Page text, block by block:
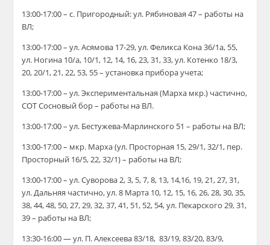
13:00-17:00 – с. Пригородный: ул. Рябиновая 47 – работы на
ВЛ;
13:00-17:00 – ул. Асямова 17-29, ул. Феликса Кона 36/1а, 55,
ул. Ногина 10/а, 10/1, 12, 14, 16, 23, 31, 33, ул. Котенко 18/3,
20, 20/1, 21, 22, 53, 55 – установка прибора учета;
13:00-17:00 – ул. Экспериментальная (Марха мкр.) частично,
СОТ Сосновый бор – работы на ВЛ.
13:00-17:00 – ул. Бестужева-Марлинского 51 – работы на ВЛ;
13:00-17:00 – мкр. Марха (ул. Просторная 15, 29/1, 32/1, пер.
Просторный 16/5, 22, 32/1) – работы на ВЛ;
13:00-17:00 – ул. Суворова 2, 3, 5, 7, 8, 13, 14,16, 19, 21, 27, 31,
ул. Дальняя частично, ул. 8 Марта 10, 12, 15, 16, 26, 28, 30, 35,
38, 44, 48, 50, 27, 29, 32, 37, 41, 51, 52, 54, ул. Пекарского 29, 31,
39 – работы на ВЛ;
13:30-16:00 —ул. П. Алексеева 83/18, 83/19, 83/20, 83/9,